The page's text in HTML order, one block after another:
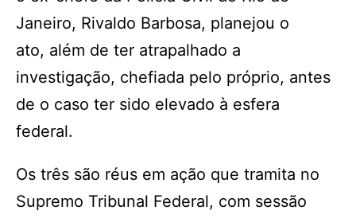
Janeiro, Rivaldo Barbosa, planejou o
ato, além de ter atrapalhado a
investigação, chefiada pelo próprio, antes
de o caso ter sido elevado à esfera
federal.
Os três são réus em ação que tramita no
Supremo Tribunal Federal, com sessão